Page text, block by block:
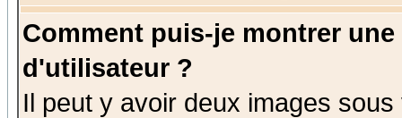
Comment puis-je montrer
d'utilisateur ?
Il peut y avoir deux images